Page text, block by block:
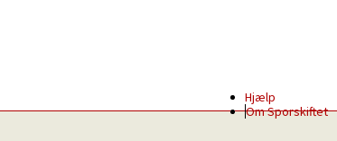
Hjælp
Om Sporskiftet